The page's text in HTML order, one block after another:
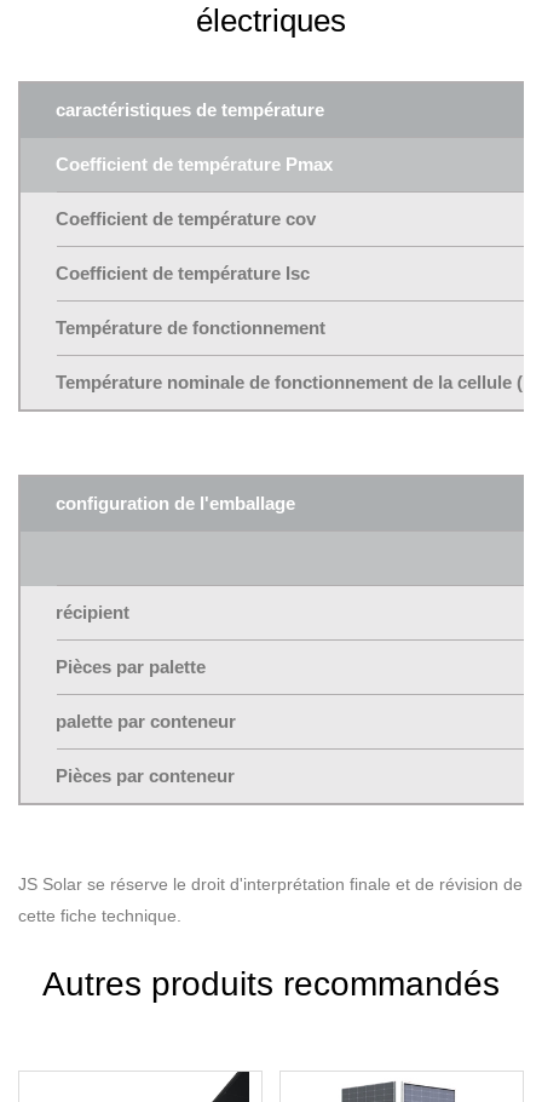
électriques
caractéristiques de température
Coefficient de température Pmax
Coefficient de température cov
Coefficient de température Isc
Température de fonctionnement
Température nominale de fonctionnement de la cellule
configuration de l'emballage
récipient
Pièces par palette
palette par conteneur
Pièces par conteneur
JS Solar se réserve le droit d'interprétation finale et de révision de
cette fiche technique.
Autres produits recommandés